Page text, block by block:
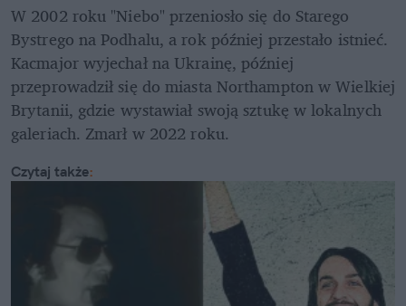
W 2002 roku "Niebo" przeniosło się do Starego
Bystrego na Podhalu, a rok później przestało istnieć.
Kacmajor wyjechał na Ukrainę, później
przeprowadził się do miasta Northampton w Wielkiej
Brytanii, gdzie wystawiał swoją sztukę w lokalnych
galeriach. Zmarł w 2022 roku.
Czytaj także: